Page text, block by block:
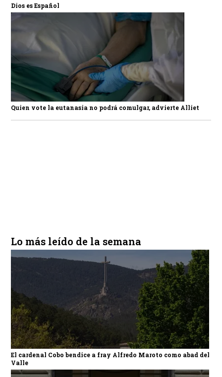
Dios es Español
Quien vote la eutanasia no podrá comulgar, advierte Alliet
Lo más leído de la semana
El cardenal Cobo bendice a fray Alfredo Maroto como abad del
Valle